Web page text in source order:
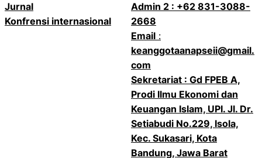
Jurnal
Konfrensi internasional
Admin 2 : +62 831-3088-
2668
Email :
keanggotaanapseii@gmail.
com
Sekretariat : Gd FPEB A,
Prodi Ilmu Ekonomi dan
Keuangan Islam, UPI. Jl. Dr.
Setiabudi No.229, Isola,
Kec. Sukasari, Kota
Bandung, Jawa Barat